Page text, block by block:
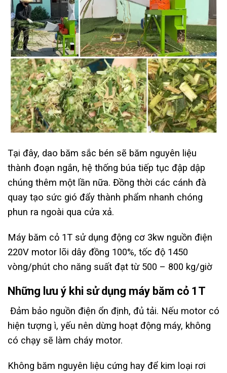
Tại đây, dao băm sắc bén sẽ băm nguyên liệu
thành đoạn ngắn, hệ thống búa tiếp tục đập dập
chúng thêm một lần nữa. Đồng thời các cánh đà
quay tạo sức gió đẩy thành phẩm nhanh chóng
phun ra ngoài qua cửa xả.
Máy băm cỏ 1T sử dụng động cơ 3kw nguồn điện
220V motor lõi dây đồng 100%, tốc độ 1450
vòng/phút cho năng suất đạt từ 500 – 800 kg/giờ
Những lưu ý khi sử dụng máy băm cỏ 1T
Đảm bảo nguồn điện ổn định, đủ tải. Nếu motor có
hiện tượng ì, yếu nên dừng hoạt động máy, không
có chạy sẽ làm cháy motor.
Không băm nguyên liệu cứng hay để kim loại rơi